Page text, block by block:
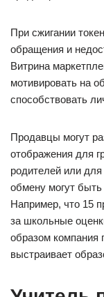
При сжигании
обращения и
Витрина
мотивировать на
способствовать
Продавцы могут
отображения для
родителей или для
обмену могут
Например, что 15
за школьные
образом компания
выстраивает